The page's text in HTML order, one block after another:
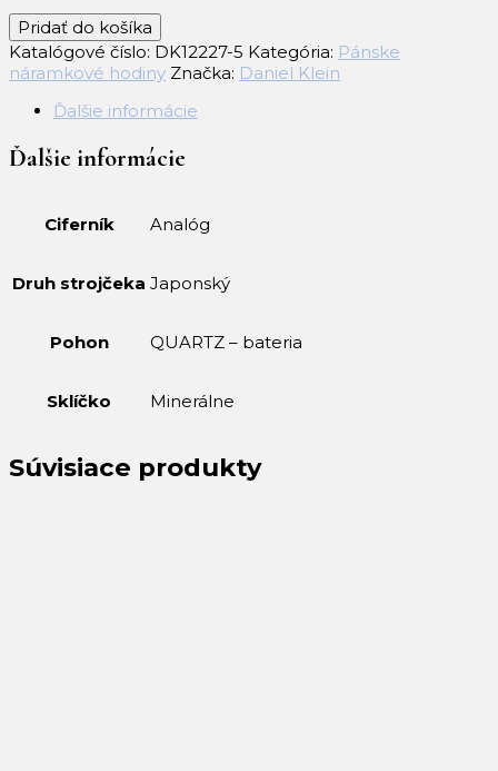
množstvo
Náramkové
hodiny
Pridať do košíka
Katalógové číslo: DK12227-5 Kategória: Pánske
náramkové hodiny Značka: Daniel Klein
Ďalšie informácie
Ďalšie informácie
Ciferník Analóg
Druh strojčeka Japonský
Pohon QUARTZ – bateria
Sklíčko Minerálne
Súvisiace produkty